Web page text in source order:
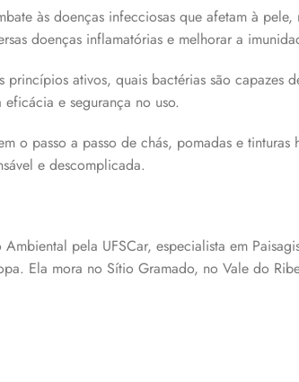
às doenças infecciosas que afetam à pele,
doenças inflamatórias e melhorar a
ativos, quais bactérias são capazes
e segurança no uso.
passo a passo de chás, pomadas e
e descomplicada.
pela UFSCar, especialista em
Ela mora no Sítio Gramado, no Vale do